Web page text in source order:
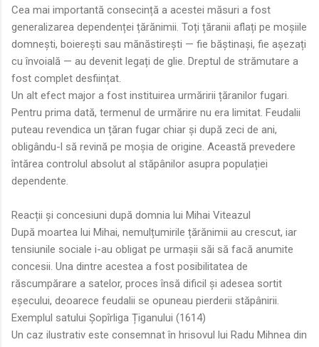
Cea mai importantă consecință a acestei măsuri a fost
generalizarea dependenței țărănimii. Toți țăranii aflați pe moșiile
domnești, boierești sau mănăstirești — fie băștinași, fie așezați
cu învoială — au devenit legați de glie. Dreptul de strămutare a
fost complet desființat.
Un alt efect major a fost instituirea urmăririi țăranilor fugari.
Pentru prima dată, termenul de urmărire nu era limitat. Feudalii
puteau revendica un țăran fugar chiar și după zeci de ani,
obligându-l să revină pe moșia de origine. Această prevedere
întărea controlul absolut al stăpânilor asupra populației
dependente.
Reacții și concesiuni după domnia lui Mihai Viteazul
După moartea lui Mihai, nemulțumirile țărănimii au crescut, iar
tensiunile sociale i-au obligat pe urmașii săi să facă anumite
concesii. Una dintre acestea a fost posibilitatea de
răscumpărare a satelor, proces însă dificil și adesea sortit
eșecului, deoarece feudalii se opuneau pierderii stăpânirii.
Exemplul satului Șopîrliga Țiganului (1614)
Un caz ilustrativ este consemnat în hrisovul lui Radu Mihnea din